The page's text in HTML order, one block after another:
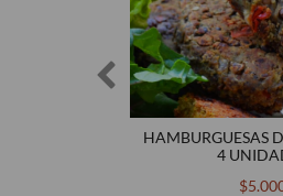
HAMBURGUESAS
4